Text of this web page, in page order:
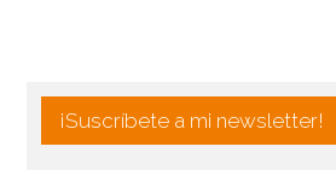
¡Suscríbete a mi newsletter!